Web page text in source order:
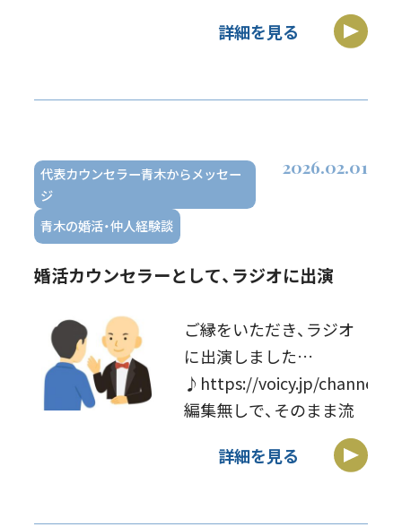
ているあなたへ 「MOプラ
ニング」へご乗り換えい
詳細を見る
代表カウンセラー青木からメッセー
ジ
青木の婚活・仲人経験談
2026.02.01
婚活カウンセラーとして、ラジオに出演
ご縁をいただき、ラジオ
に出演しました
♪https://voicy.jp/channel/
編集無しで、そのまま流
れています話しやすい雰
囲気を作っていただけた
詳細を見る